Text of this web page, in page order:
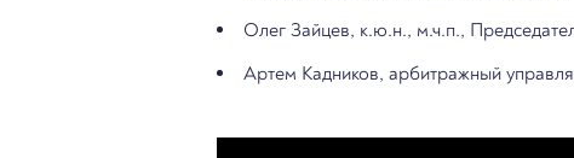
Олег Зайцев, к.ю.н., м.ч.п.,
Артем Кадников, арбитражный